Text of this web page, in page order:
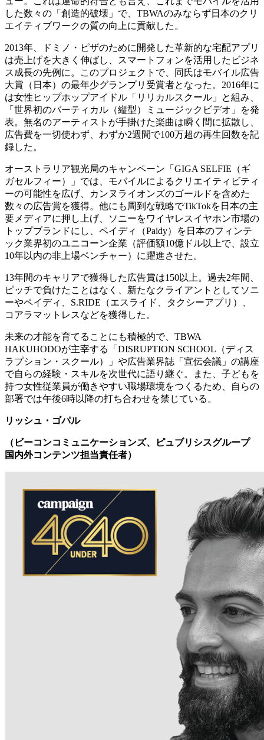
した数々の「創造的破壊」で、TBWAのみならず日本のクリ
エイティブワークの質の向上に貢献した。
2013年、ドミノ・ピザのために開発した革新的な宅配アプリ
は売上げを大きく伸ばし、スマートフォンを活用したビジネ
ス成長の先例に。このプロジェクトで、同氏はモバイル広告
大賞（日本）の最年少グランプリ受賞者となった。2016年に
は女性ヒップホップアイドル「リリカルスクール」と組み、
「世界初のバーティカル（縦型）ミュージックビデオ」を発
表。無名のアーティストが手掛けた楽曲は瞬く間に拡散し、
広告費を一切使わず、わずか2週間で100万超の再生回数を記
録した。
オーストラリア観光局のキャンペーン「GIGA SELFIE（ギ
ガセルフィー）」では、モバイルによるクリエイティビティ
ーの可能性を広げ、カンヌライオンズのゴールドを含めた
数々の広告賞を獲得。他にも周到な戦略でTikTokを日本の主
要メディアに押し上げ、ソニーをワイヤレスイヤホン市場の
トップブランドにし、ペイディ（Paidy）を日本のフィンテ
ック業界初のユニコーン企業（評価額10億ドル以上で、設立
10年以内の非上場ベンチャー）に躍進させた。
13年間のキャリアで獲得した広告賞は150以上。過去2年間、
ピッチで負けたことはなく、新たなクライアントとしてソニ
ーやペイディ、S.RIDE（エスライド、タクシーアプリ）、
コアラマットレスなどを獲得した。
未来の才能を育てることにも積極的で、TBWA
HAKUHODOが主宰する「DISRUPTION SCHOOL（ディス
ラプション・スクール）」や広告業界誌「宣伝会議」の講座
で自らの経験・スキルを次世代に語り継ぐ。また、子どもを
持つ女性従業員が働きやすい職場環境をつくるため、自らの
部署では午後6時以降の打ち合わせを禁じている。
リッシュ・ゴパル
（ビーコンコミュニケーションズ、ピュブリシスグループ
国内外コンテンツ担当責任者）